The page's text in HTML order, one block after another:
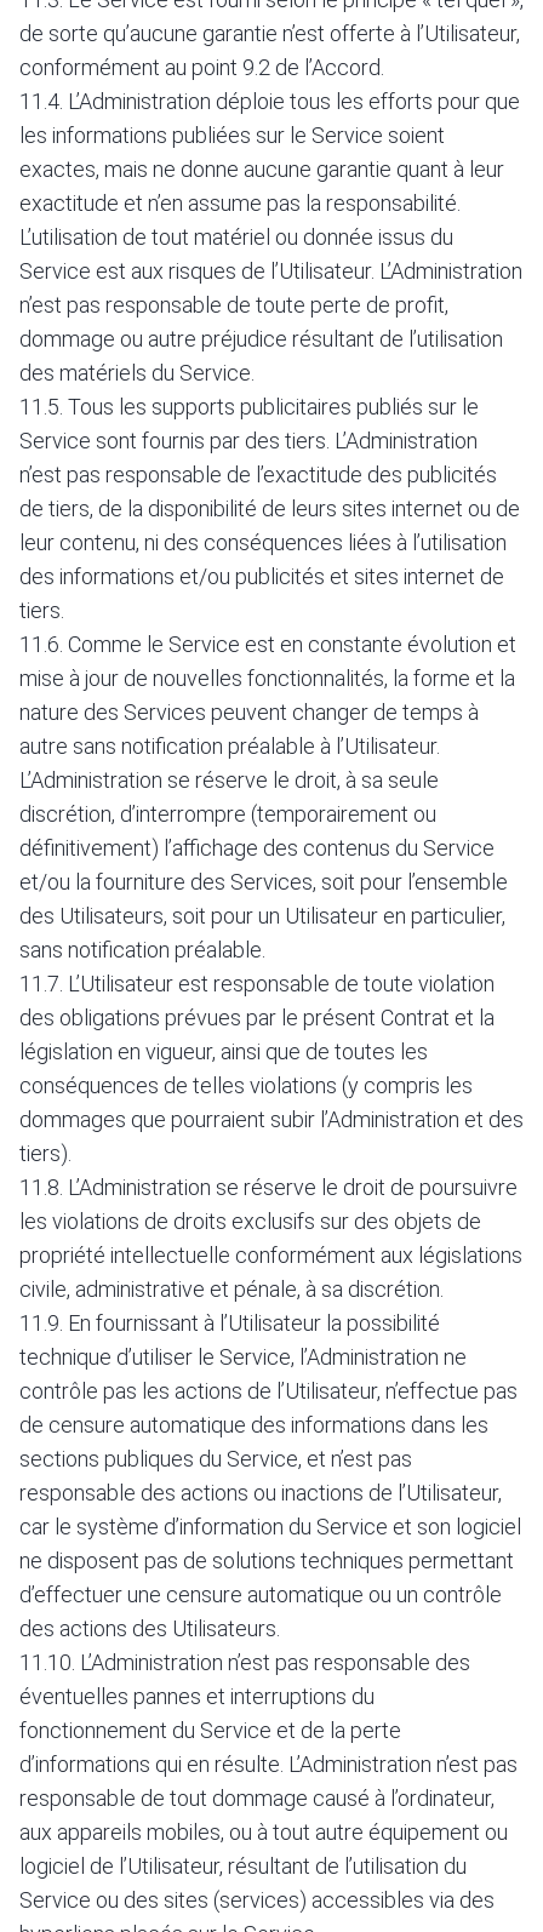
de sorte qu’aucune garantie n’est offerte à l’Utilisateur,
conformément au point 9.2 de l’Accord.
11.4. L’Administration déploie tous les efforts pour que
les informations publiées sur le Service soient
exactes, mais ne donne aucune garantie quant à leur
exactitude et n’en assume pas la responsabilité.
L’utilisation de tout matériel ou donnée issus du
Service est aux risques de l’Utilisateur. L’Administration
n’est pas responsable de toute perte de profit,
dommage ou autre préjudice résultant de l’utilisation
des matériels du Service.
11.5. Tous les supports publicitaires publiés sur le
Service sont fournis par des tiers. L’Administration
n’est pas responsable de l’exactitude des publicités
de tiers, de la disponibilité de leurs sites internet ou de
leur contenu, ni des conséquences liées à l’utilisation
des informations et/ou publicités et sites internet de
tiers.
11.6. Comme le Service est en constante évolution et
mise à jour de nouvelles fonctionnalités, la forme et la
nature des Services peuvent changer de temps à
autre sans notification préalable à l’Utilisateur.
L’Administration se réserve le droit, à sa seule
discrétion, d’interrompre (temporairement ou
définitivement) l’affichage des contenus du Service
et/ou la fourniture des Services, soit pour l’ensemble
des Utilisateurs, soit pour un Utilisateur en particulier,
sans notification préalable.
11.7. L’Utilisateur est responsable de toute violation
des obligations prévues par le présent Contrat et la
législation en vigueur, ainsi que de toutes les
conséquences de telles violations (y compris les
dommages que pourraient subir l’Administration et des
tiers).
11.8. L’Administration se réserve le droit de poursuivre
les violations de droits exclusifs sur des objets de
propriété intellectuelle conformément aux législations
civile, administrative et pénale, à sa discrétion.
11.9. En fournissant à l’Utilisateur la possibilité
technique d’utiliser le Service, l’Administration ne
contrôle pas les actions de l’Utilisateur, n’effectue pas
de censure automatique des informations dans les
sections publiques du Service, et n’est pas
responsable des actions ou inactions de l’Utilisateur,
car le système d’information du Service et son logiciel
ne disposent pas de solutions techniques permettant
d’effectuer une censure automatique ou un contrôle
des actions des Utilisateurs.
11.10. L’Administration n’est pas responsable des
éventuelles pannes et interruptions du
fonctionnement du Service et de la perte
d’informations qui en résulte. L’Administration n’est pas
responsable de tout dommage causé à l’ordinateur,
aux appareils mobiles, ou à tout autre équipement ou
logiciel de l’Utilisateur, résultant de l’utilisation du
Service ou des sites (services) accessibles via des